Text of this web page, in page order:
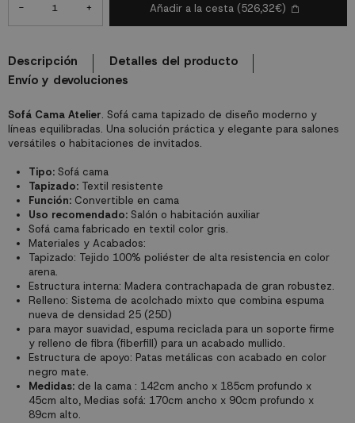
Sofá Cama Atelier. Sofá cama tapizado de diseño moderno y
líneas equilibradas. Una solución práctica y elegante para salones
versátiles o habitaciones de invitados.
Tipo:Sofá cama
Tapizado:Textil resistente
Función:Convertible en cama
Uso recomendado:Salón o habitación auxiliar
Sofá cama fabricado en textil color gris.
Materiales y Acabados:
Tapizado: Tejido 100% poliéster de alta resistencia en color
arena.
Estructura interna: Madera contrachapada de gran robustez.
Relleno: Sistema de acolchado mixto que combina espuma
nueva de densidad 25 (25D)
para mayor suavidad, espuma reciclada para un soporte firme
y relleno de fibra (fiberfill) para un acabado mullido.
Estructura de apoyo: Patas metálicas con acabado en color
negro mate.
Medidas:de la cama : 142cm ancho x 185cm profundo x
45cm alto, Medias sofá: 170cm ancho x 90cm profundo x
89cm alto.
- + Añadir a la cesta (526,32€)
Descripción
Detalles del producto
Envío y devoluciones